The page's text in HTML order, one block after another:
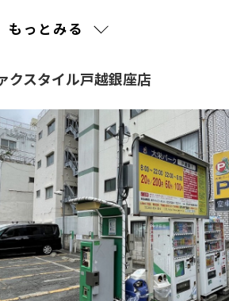
もっとみる
クスタイル戸越銀座店